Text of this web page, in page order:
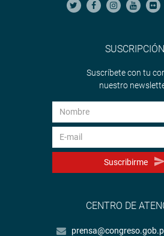
SUSCRIPCIÓN
Suscríbete con tu
nuestro
Suscribirme
CENTRO DE